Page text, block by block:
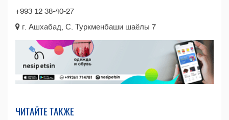
+993 12 38-40-27
г. Ашхабад, С. Туркменбаши шаёлы 7
ЧИТАЙТЕ ТАКЖЕ